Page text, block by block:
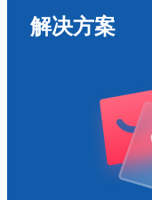
解决方案